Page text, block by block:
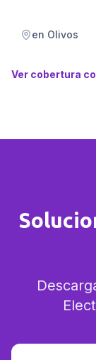
en Olivos
Ver cobertura